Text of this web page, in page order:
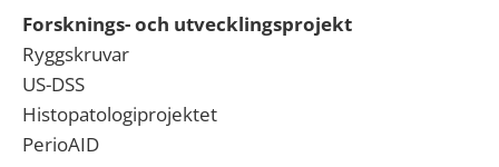
Forsknings- och utvecklingsprojekt
Ryggskruvar
US-DSS
Histopatologiprojektet
PerioAID